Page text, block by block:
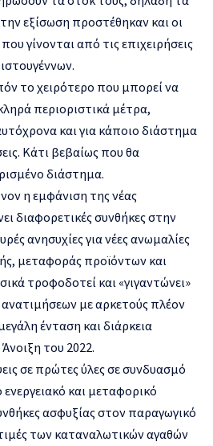
εξίσωση προστέθηκαν και οι
γίνονται από τις επιχειρήσεις
το χειρότερο που μπορεί να
περιοριστικά μέτρα,
και για κάποιο διάστημα
Κάτι βεβαίως που θα
διάστημα.
η εμφάνιση της νέας
διαφορετικές συνθήκες στην
ανησυχίες για νέες ανωμαλίες
μεταφοράς προϊόντων και
τροφοδοτεί και «γιγαντώνει»
ανατιμήσεων με αρκετούς πλέον
ένταση και διάρκεια
του 2022.
σε πρώτες ύλες σε συνδυασμό
και μεταφορικό
ασφυξίας στον παραγωγικό
των καταναλωτικών αγαθών